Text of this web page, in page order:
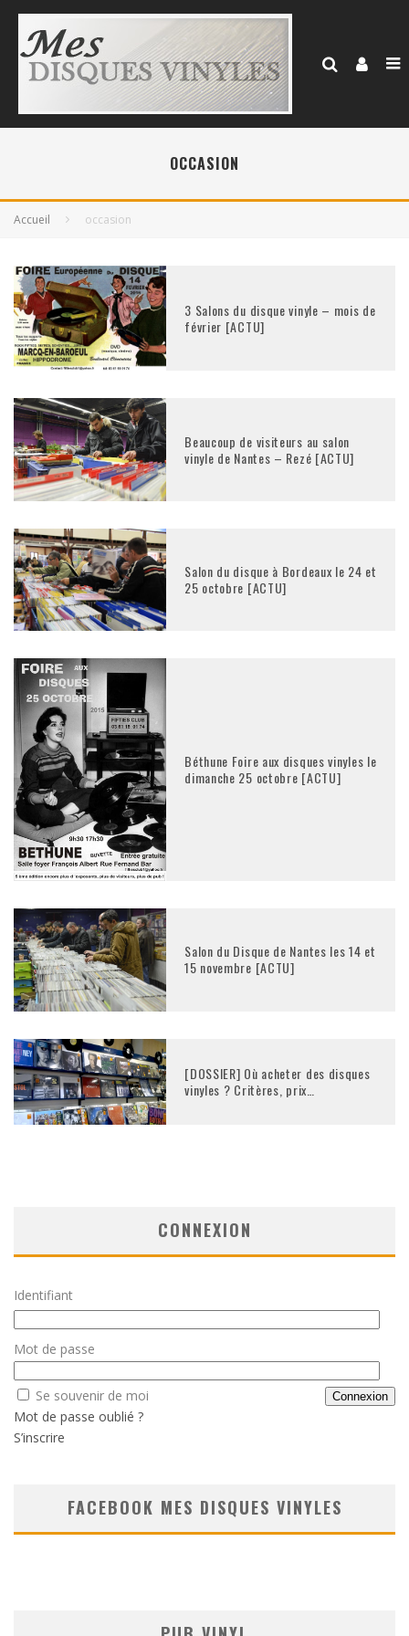
OCCASION
Accueil occasion
3 Salons du disque vinyle – mois de
février [ACTU]
Beaucoup de visiteurs au salon
vinyle de Nantes – Rezé [ACTU]
Salon du disque à Bordeaux le 24 et
25 octobre [ACTU]
Béthune Foire aux disques vinyles le
dimanche 25 octobre [ACTU]
Salon du Disque de Nantes les 14 et
15 novembre [ACTU]
[DOSSIER] Où acheter des disques
vinyles ? Critères, prix…
CONNEXION
Identifiant
Mot de passe
Se souvenir de moi
Mot de passe oublié ?
S’inscrire
FACEBOOK MES DISQUES VINYLES